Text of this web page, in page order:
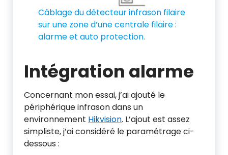
Câblage du détecteur infrason filaire
sur une zone d’une centrale filaire :
alarme et auto protection.
Intégration alarme
Concernant mon essai, j’ai ajouté le
périphérique infrason dans un
environnement Hikvision. L’ajout est assez
simpliste, j’ai considéré le paramétrage ci-
dessous :